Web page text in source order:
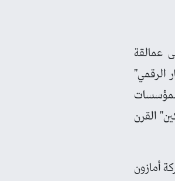
عمالقة
الرقمي"
القرن
أمازون